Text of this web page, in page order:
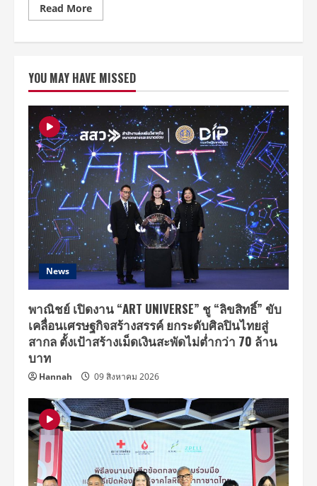
Read MoreRead
more
ตอกย้ำ
บทบาท
Game
Changer
มิติ
ใหม่
ของ
การ
ขยาย
ฐาน
ลูกค้า ผนึก
กำลัง
พันธมิตร
ระดับ
ระดับ
เวิลด์
คลาส
ทรง
พลัง
ด้วย
ซื้อ
สูงสุด
YOU MAY HAVE MISSED
News
พาณิชย์ เปิดงาน “ART UNIVERSE” ชู “ลิขสิทธิ์” ขับ
เคลื่อนเศรษฐกิจสร้างสรรค์ ยกระดับศิลปินไทยสู่
สากล ตั้งเป้าสร้างเม็ดเงินสะพัดไม่ต่ำกว่า 70 ล้าน
บาท
Hannah 09 สิงหาคม 2026